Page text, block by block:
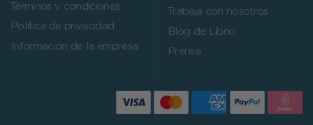
Términos y condiciones
Política de privacidad
Información de la empresa
Trabaja con nosotros
Blog de Librio
Prensa